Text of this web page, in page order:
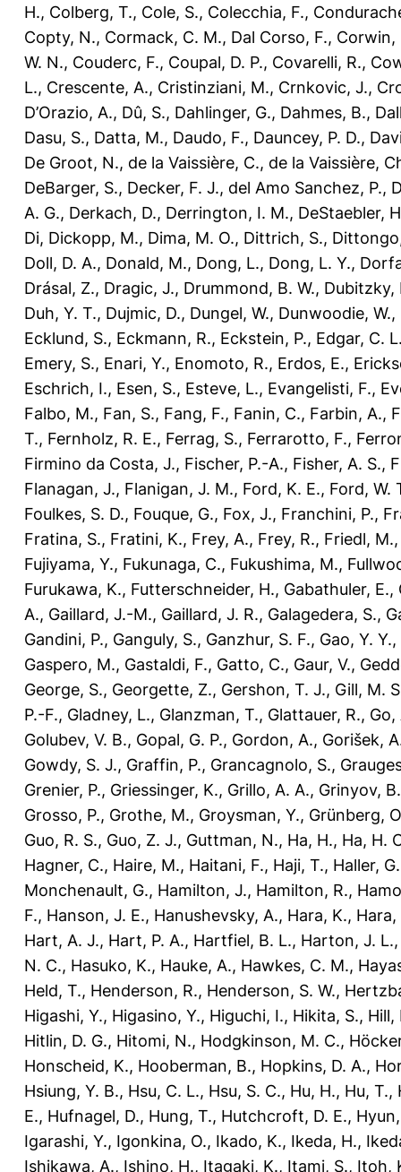
H., Colberg, T., Cole, S., Colecchia, F.,
Copty, N., Cormack, C. M., Dal Corso, F., Corwin,
W. N., Couderc, F., Coupal, D. P., Covarelli, R.,
L., Crescente, A., Cristinziani, M., Crnkovic, J.,
D’Orazio, A., Dû, S., Dahlinger, G., Dahmes, B.,
Dasu, S., Datta, M., Daudo, F., Dauncey, P. D.,
De Groot, N., de la Vaissière, C., de la Vaissière,
DeBarger, S., Decker, F. J., del Amo Sanchez, P.,
A. G., Derkach, D., Derrington, I. M., DeStaebler,
Di, Dickopp, M., Dima, M. O., Dittrich, S.,
Doll, D. A., Donald, M., Dong, L., Dong, L. Y.,
Drásal, Z., Dragic, J., Drummond, B. W., Dubitzky,
Duh, Y. T., Dujmic, D., Dungel, W., Dunwoodie, W.,
Ecklund, S., Eckmann, R., Eckstein, P., Edgar, C.
Emery, S., Enari, Y., Enomoto, R., Erdos, E.,
Eschrich, I., Esen, S., Esteve, L., Evangelisti, F.,
Falbo, M., Fan, S., Fang, F., Fanin, C., Farbin, A.,
T., Fernholz, R. E., Ferrag, S., Ferrarotto, F.,
Firmino da Costa, J., Fischer, P.-A., Fisher, A. S.,
Flanagan, J., Flanigan, J. M., Ford, K. E., Ford, W.
Foulkes, S. D., Fouque, G., Fox, J., Franchini, P.,
Fratina, S., Fratini, K., Frey, A., Frey, R., Friedl, M.
Fujiyama, Y., Fukunaga, C., Fukushima, M.,
Furukawa, K., Futterschneider, H., Gabathuler, E.,
A., Gaillard, J.-M., Gaillard, J. R., Galagedera, S.,
Gandini, P., Ganguly, S., Ganzhur, S. F., Gao, Y. Y.,
Gaspero, M., Gastaldi, F., Gatto, C., Gaur, V.,
George, S., Georgette, Z., Gershon, T. J., Gill, M.
P.-F., Gladney, L., Glanzman, T., Glattauer, R., Go,
Golubev, V. B., Gopal, G. P., Gordon, A., Gorišek,
Gowdy, S. J., Graffin, P., Grancagnolo, S.,
Grenier, P., Griessinger, K., Grillo, A. A., Grinyov,
Grosso, P., Grothe, M., Groysman, Y., Grünberg,
Guo, R. S., Guo, Z. J., Guttman, N., Ha, H., Ha, H.
Hagner, C., Haire, M., Haitani, F., Haji, T., Haller, G.
Monchenault, G., Hamilton, J., Hamilton, R.,
F., Hanson, J. E., Hanushevsky, A., Hara, K., Hara,
Hart, A. J., Hart, P. A., Hartfiel, B. L., Harton, J. L.
N. C., Hasuko, K., Hauke, A., Hawkes, C. M.,
Held, T., Henderson, R., Henderson, S. W.,
Higashi, Y., Higasino, Y., Higuchi, I., Hikita, S., Hill,
Hitlin, D. G., Hitomi, N., Hodgkinson, M. C.,
Honscheid, K., Hooberman, B., Hopkins, D. A.,
Hsiung, Y. B., Hsu, C. L., Hsu, S. C., Hu, H., Hu, T.,
E., Hufnagel, D., Hung, T., Hutchcroft, D. E.,
Igarashi, Y., Igonkina, O., Ikado, K., Ikeda, H.,
Ishikawa, A., Ishino, H., Itagaki, K., Itami, S., Itoh,